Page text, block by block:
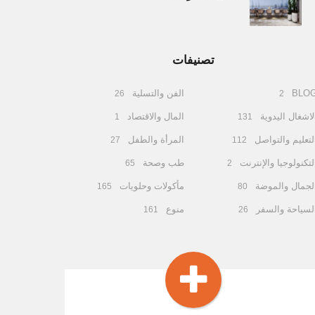
تصنيفات
2
الاشغال اليدوية 131
التعليم والتواصل 112
التكنولوجيا والإنترنت 2
الجمال والموضة 80
السياحة والسفر 26
الفن والتسلية 26
المال والاقتصاد 1
المرأة والطفل 27
طب وصحة 65
مأكولات وحلويات 165
منوع 161